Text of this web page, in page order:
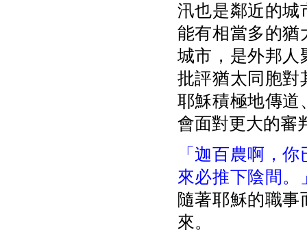
汛也是鄰近的城
能有相當多的猶
城市，是外邦人
批評猶太同胞對
耶穌積極地傳道
會面對更大的審
「迦百農啊，
來必推下陰間。
隨著耶穌的職
來。